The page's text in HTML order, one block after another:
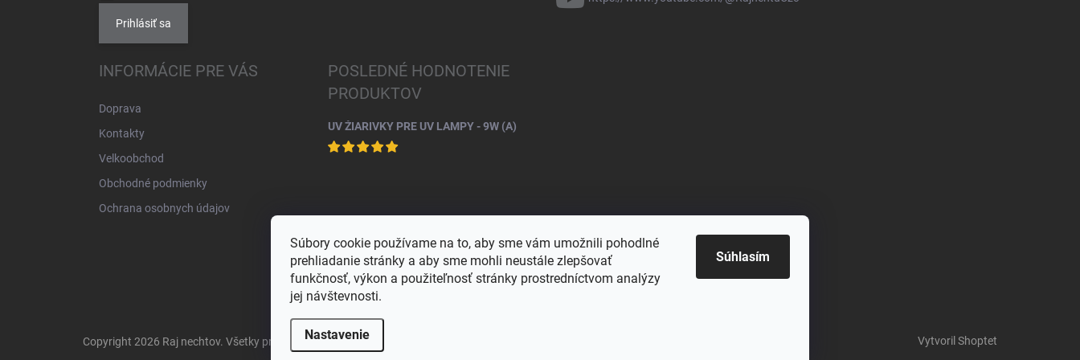
Súbory cookie používame na to, aby sme vám umožnili pohodlné
prehliadanie stránky a aby sme mohli neustále zlepšovať
funkčnosť, výkon a použiteľnosť stránky prostredníctvom analýzy
jej návštevnosti.
Nastavenie
Súhlasím
Prihlásiť sa
INFORMÁCIE PRE VÁS
Doprava
Kontakty
Velkoobchod
Obchodné podmienky
Ochrana osobnych údajov
POSLEDNÉ HODNOTENIE
PRODUKTOV
UV ŽIARIVKY PRE UV LAMPY - 9W (A)
Vytvoril Shoptet
Copyright 2026 Raj nechtov. Všetky práva vyhradené.Upraviť nastavenie cookies